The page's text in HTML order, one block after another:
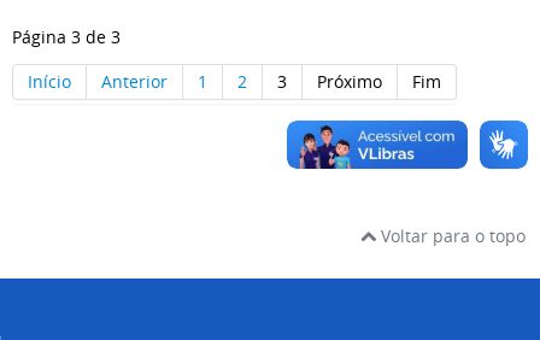
Página 3 de 3
Início
Anterior 1 2 3 Próximo Fim
Voltar para o topo